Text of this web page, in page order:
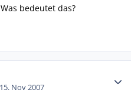
bedeutet das?
15. Nov 2007